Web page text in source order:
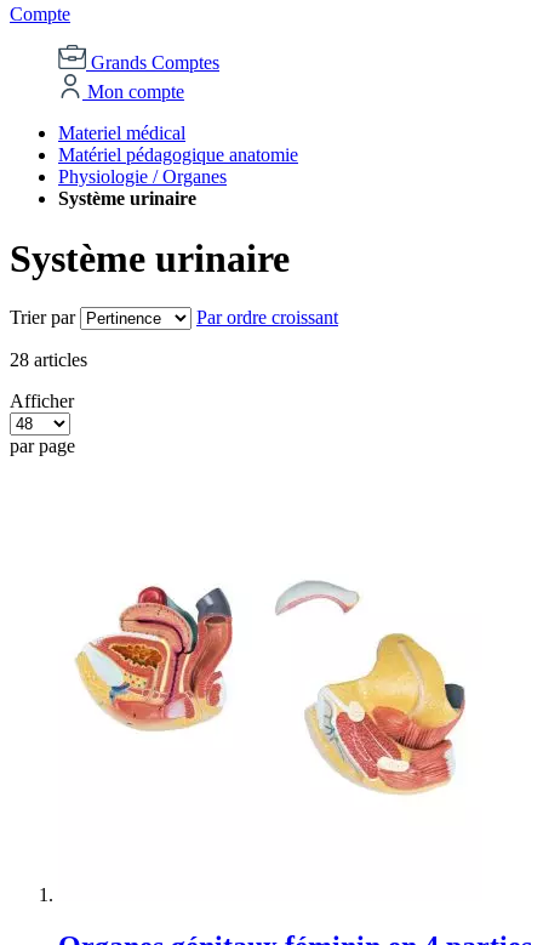
Compte
Grands Comptes
Mon compte
Materiel médical
Matériel pédagogique anatomie
Physiologie / Organes
Système urinaire
Système urinaire
Trier par Par ordre croissant
28 articles
Afficher
par page